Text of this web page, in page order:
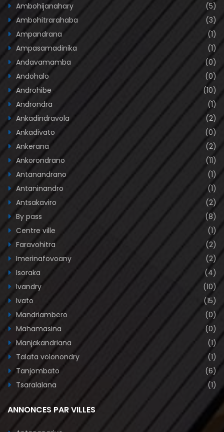
Ambohijanahary
(5)
Ambohitrarahaba
(3)
Ampandrana
(1)
Ampasamadinika
(1)
Andavamamba
(0)
Andohalo
(0)
Androhibe
(10)
Androndra
(1)
Ankadindravola
(2)
Ankadivato
(0)
Ankerana
(2)
Ankorondrano
(11)
Antanandrano
(1)
Antaninandro
(1)
Antsakaviro
(2)
By pass
(8)
Centre ville
(1)
Faravohitra
(2)
Imerinafovoany
(2)
Isoraka
(4)
Ivandry
(10)
Ivato
(15)
Mandriambero
(0)
Mahamasina
(0)
Manjakandriana
(1)
Talata volonondry
(1)
Tanjombato
(6)
Tsaralalana
(1)
ANNONCES PAR VILLES